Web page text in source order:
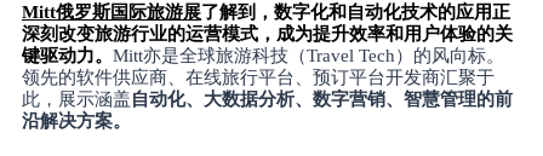
Mitt俄罗斯国际旅游展了解到，数字化和自动化技术的应用正
深刻改变旅游行业的运营模式，成为提升效率和用户体验的关
键驱动力。 Mitt亦是全球旅游科技（Travel Tech）的风向标。
领先的软件供应商、在线旅行平台、预订平台开发商汇聚于
此，展示涵盖自动化、大数据分析、数字营销、智慧管理的前
沿解决方案。